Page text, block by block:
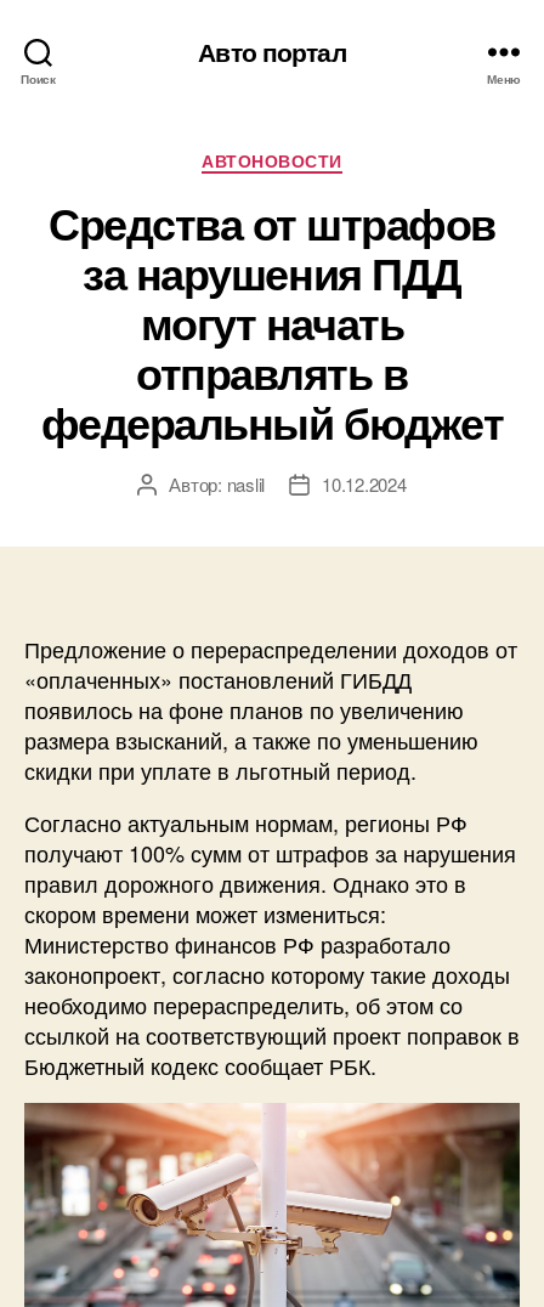
Поиск
Авто портал
Меню
Рубрики
АВТОНОВОСТИ
Средства от штрафов
за нарушения ПДД
могут начать
отправлять в
федеральный бюджет
АвторАвтор: naslil
Дата10.12.2024
Предложение о перераспределении доходов от
«оплаченных» постановлений ГИБДД
появилось на фоне планов по увеличению
размера взысканий, а также по уменьшению
скидки при уплате в льготный период.
Согласно актуальным нормам, регионы РФ
получают 100% сумм от штрафов за нарушения
правил дорожного движения. Однако это в
скором времени может измениться:
Министерство финансов РФ разработало
законопроект, согласно которому такие доходы
необходимо перераспределить, об этом со
ссылкой на соответствующий проект поправок в
Бюджетный кодекс сообщает РБК.